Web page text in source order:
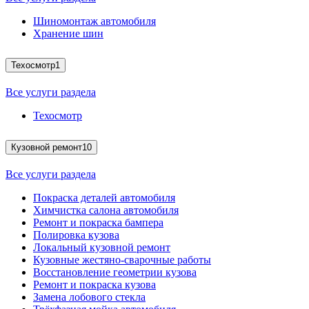
Шиномонтаж автомобиля
Хранение шин
Техосмотр1
Все услуги раздела
Техосмотр
Кузовной ремонт10
Все услуги раздела
Покраска деталей автомобиля
Химчистка салона автомобиля
Ремонт и покраска бампера
Полировка кузова
Локальный кузовной ремонт
Кузовные жестяно-сварочные работы
Восстановление геометрии кузова
Ремонт и покраска кузова
Замена лобового стекла